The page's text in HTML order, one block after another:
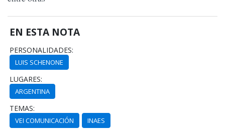
EN ESTA NOTA
PERSONALIDADES:
LUIS SCHENONE
LUGARES:
ARGENTINA
TEMAS:
VEI COMUNICACIÓN INAES